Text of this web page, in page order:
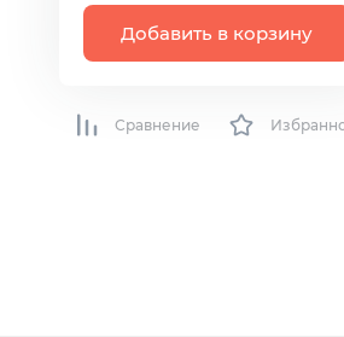
Добавить в корзину
Сравнение